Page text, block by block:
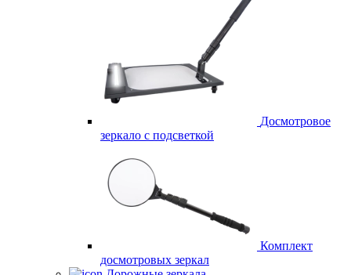
Досмотровое
зеркало с подсветкой
Комплект
досмотровых зеркал